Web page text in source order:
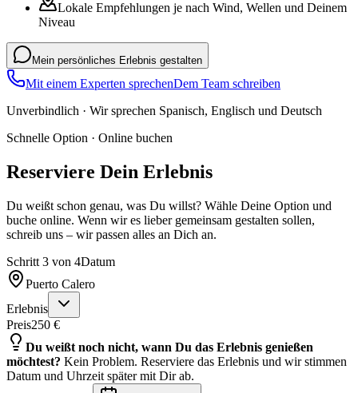
Lokale Empfehlungen je nach Wind, Wellen und Deinem
Niveau
Mein persönliches Erlebnis gestalten
Mit einem Experten sprechenDem Team schreiben
Unverbindlich · Wir sprechen Spanisch, Englisch und Deutsch
Schnelle Option · Online buchen
Reserviere Dein Erlebnis
Du weißt schon genau, was Du willst? Wähle Deine Option und
buche online. Wenn wir es lieber gemeinsam gestalten sollen,
schreib uns – wir passen alles an Dich an.
Schritt 3 von 4Datum
Puerto Calero
Erlebnis
Preis250 €
Du weißt noch nicht, wann Du das Erlebnis genießen
möchtest? Kein Problem. Reserviere das Erlebnis und wir stimmen
Datum und Uhrzeit später mit Dir ab.